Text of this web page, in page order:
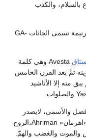
بالسلام، والكذب
ولم يبق من تعاليم زرادشت إلا سبع عشرة ترنيمة تسمى الجاثات GA-
Avesta وهي كلمة
تمَّ بعد القرن الخامس
منه إلا الأناشيد
والأسمى، لايصدر
عنه إلا الخير أما الشر، فيرجع إلى الشيطان «اهرمان» Ahriman،الروح
والموت والغضب والهمّ.